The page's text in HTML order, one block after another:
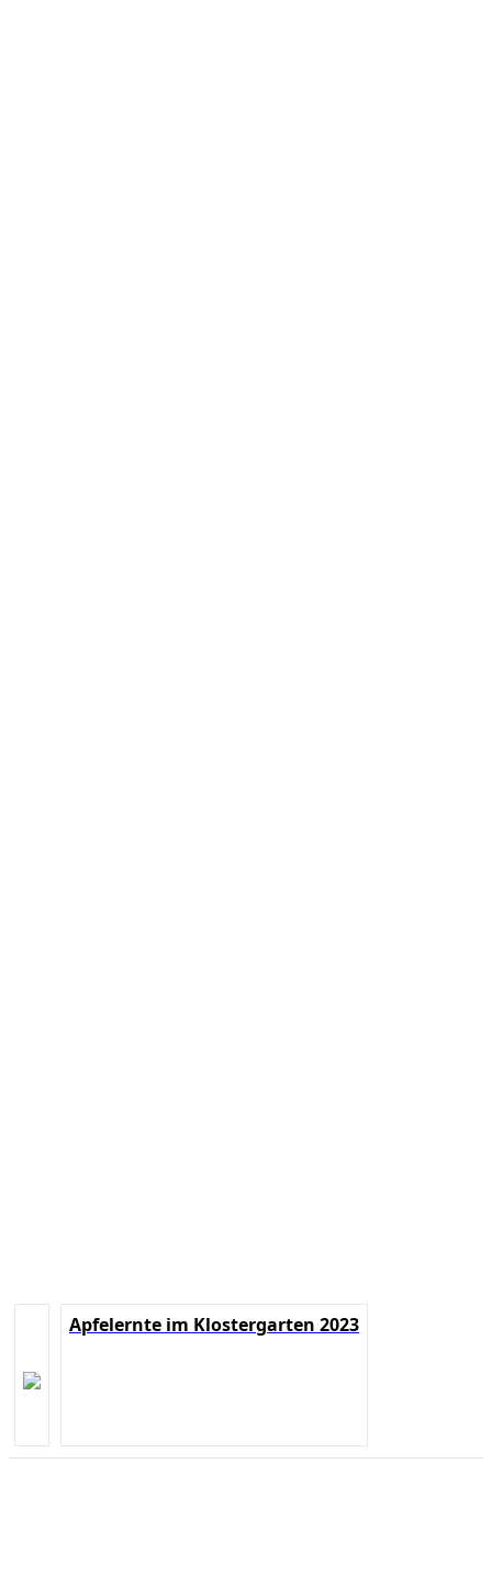
Apfelernte im Klostergarten 2023